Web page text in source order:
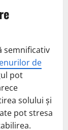
semnificativ
de
pot
solului și
pot stresa